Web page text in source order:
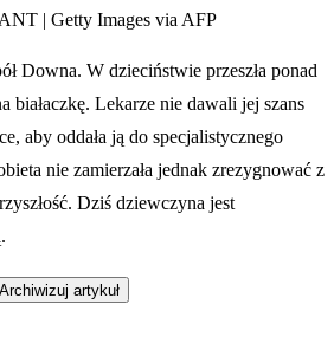
| Getty Images via AFP
Downa. W dzieciństwie przeszła ponad
białaczkę. Lekarze nie dawali jej szans
aby oddała ją do specjalistycznego
nie zamierzała jednak zrezygnować z
Dziś dziewczyna jest
Archiwizuj artykuł